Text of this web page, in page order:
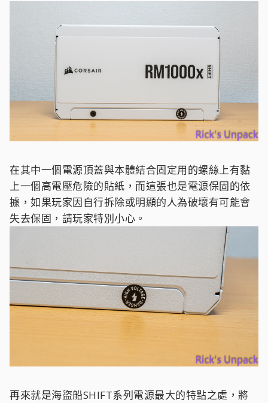
在其中一個電源頂蓋與本體結合固定用的螺絲上有黏
上一個高電壓危險的貼紙，而這張也是電源保固的依
據，如果玩家因自行拆除或明顯的人為破壞有可能會
失去保固，請玩家特別小心。
再來就是海盜船SHIFT系列電源最大的特點之處，將